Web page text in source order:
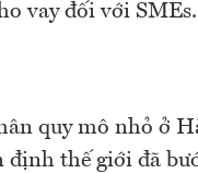
vay đối với SMEs.
quy mô nhỏ ở
thế giới đã